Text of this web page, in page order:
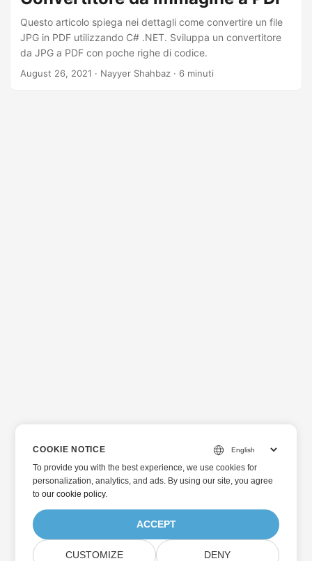
Questo articolo spiega nei dettagli come convertire un file
JPG in PDF utilizzando C# .NET. Sviluppa un convertitore
da JPG a PDF con poche righe di codice.
August 26, 2021 · Nayyer Shahbaz · 6 minuti
COOKIE NOTICE
To provide you with the best experience, we use cookies for
personalization, analytics, and ads. By using our site, you agree
toour cookie policy.
ACCEPT
CUSTOMIZE DENY